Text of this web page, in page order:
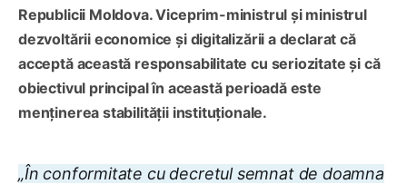
Republicii Moldova. Viceprim-ministrul și ministrul
dezvoltării economice și digitalizării a declarat că
acceptă această responsabilitate cu seriozitate și că
obiectivul principal în această perioadă este
menținerea stabilității instituționale.
„În conformitate cu decretul semnat de doamna